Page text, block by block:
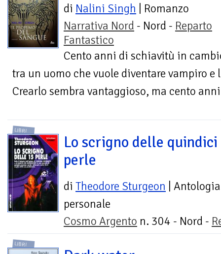
di Nalini Singh | Romanzo
Narrativa Nord - Nord - Reparto
Fantastico
Cento anni di schiavitù in
tra un uomo che vuole diventare vampiro e
Crearlo sembra vantaggioso, ma cento
LIBRI
Lo scrigno delle quindici
perle
di Theodore Sturgeon | Antologia
personale
Cosmo Argento n. 304 - Nord -
LIBRI